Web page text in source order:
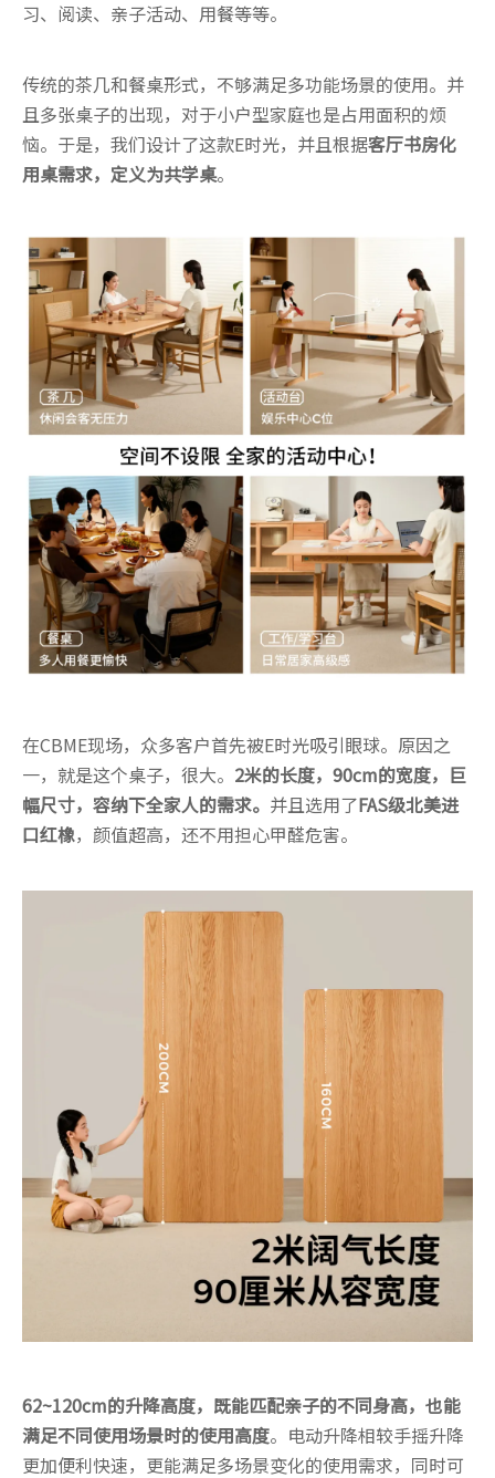
习、阅读、亲子活动、用餐等等。
传统的茶几和餐桌形式，不够满足多功能场景的使用。并
且多张桌子的出现，对于小户型家庭也是占用面积的烦
恼。于是，我们设计了这款E时光，并且根据客厅书房化
用桌需求，定义为共学桌。
在CBME现场，众多客户首先被E时光吸引眼球。原因之
一，就是这个桌子，很大。 2米的长度，90cm的宽度，巨
幅尺寸，容纳下全家人的需求。 并且选用了FAS级北美进
口红橡，颜值超高，还不用担心甲醛危害。
62~120cm的升降高度，既能匹配亲子的不同身高，也能
满足不同使用场景时的使用高度。电动升降相较手摇升降
更加便利快速，更能满足多场景变化的使用需求，同时可